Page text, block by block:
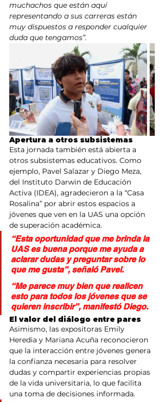
muchachos que están aquí
representando a sus carreras están
muy dispuestos a responder cualquier
duda que tengamos”.
Apertura a otros subsistemas
Esta jornada también está abierta a
otros subsistemas educativos. Como
ejemplo, Pavel Salazar y Diego Meza,
del Instituto Darwin de Educación
Activa (IDEA), agradecieron a la “Casa
Rosalina” por abrir estos espacios a
jóvenes que ven en la UAS una opción
de superación académica.
“Esta oportunidad que me brinda la
UAS es buena porque me ayuda a
aclarar dudas y preguntar sobre lo
que me gusta”, señaló Pavel.
“Me parece muy bien que realicen
esto para todos los jóvenes que se
quieren inscribir”, manifestó Diego.
El valor del diálogo entre pares
Asimismo, las expositoras Emily
Heredia y Mariana Acuña reconocieron
que la interacción entre jóvenes genera
la confianza necesaria para resolver
dudas y compartir experiencias propias
de la vida universitaria, lo que facilita
una toma de decisiones informada.